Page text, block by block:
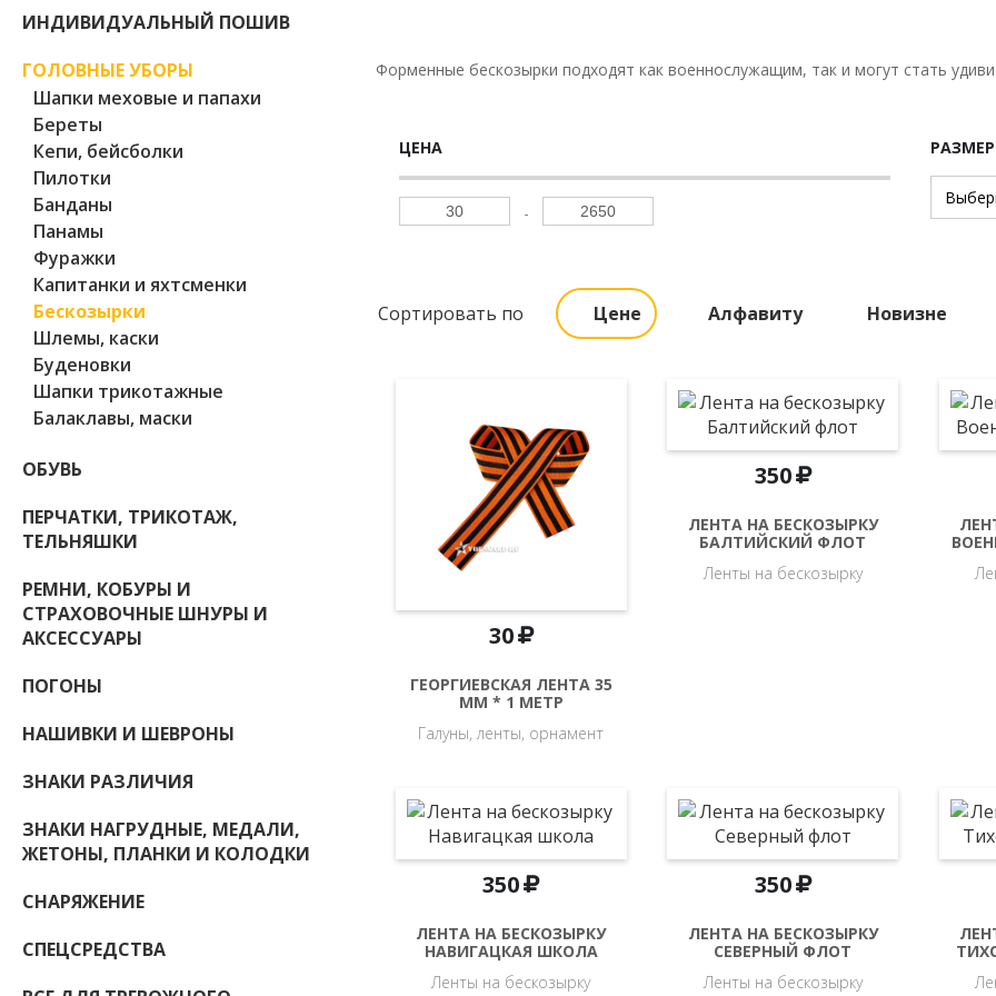
ИНДИВИДУАЛЬНЫЙ ПОШИВ
ГОЛОВНЫЕ УБОРЫ
Шапки меховые и папахи
Береты
Кепи, бейсболки
Пилотки
Банданы
Панамы
Фуражки
Капитанки и яхтсменки
Бескозырки
Шлемы, каски
Буденовки
Шапки трикотажные
Балаклавы, маски
ОБУВЬ
ПЕРЧАТКИ, ТРИКОТАЖ,
ТЕЛЬНЯШКИ
РЕМНИ, КОБУРЫ И
СТРАХОВОЧНЫЕ ШНУРЫ И
АКСЕССУАРЫ
ПОГОНЫ
НАШИВКИ И ШЕВРОНЫ
ЗНАКИ РАЗЛИЧИЯ
ЗНАКИ НАГРУДНЫЕ, МЕДАЛИ,
ЖЕТОНЫ, ПЛАНКИ И КОЛОДКИ
СНАРЯЖЕНИЕ
СПЕЦСРЕДСТВА
Форменные бескозырки подходят как военнослужащим, так и могут стать
ЦЕНА
Сортировать по Цене Алфавиту Новизне
30
ГЕОРГИЕВСКАЯ ЛЕНТА 35
ММ * 1 МЕТР
Галуны, ленты, орнамент
350
ЛЕНТА НА БЕСКОЗЫРКУ
БАЛТИЙСКИЙ ФЛОТ
Ленты на бескозырку
350
ЛЕНТА НА БЕСКОЗЫРКУ
НАВИГАЦКАЯ ШКОЛА
Ленты на бескозырку
350
ЛЕНТА НА БЕСКОЗЫРКУ
СЕВЕРНЫЙ ФЛОТ
Ленты на бескозырку